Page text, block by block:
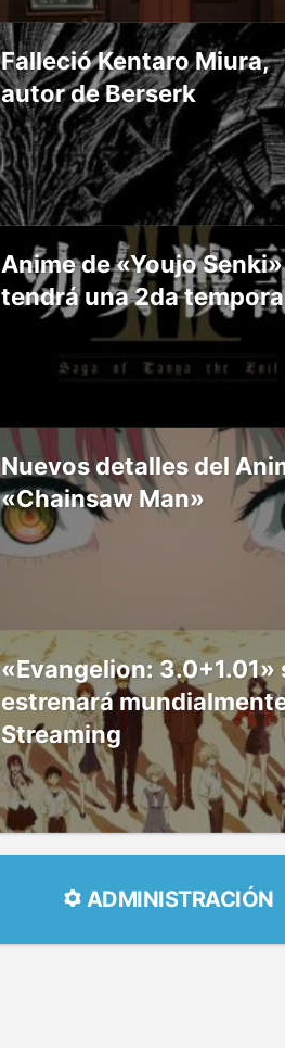
Falleció Kentaro Miura,
autor de Berserk
Anime de «Youjo Senki»
tendrá una 2da
Nuevos detalles del
«Chainsaw Man»
«Evangelion: 3.0+1.01»
estrenará
Streaming
ADMINISTRACIÓN